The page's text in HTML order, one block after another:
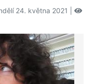
24. května 2021 |